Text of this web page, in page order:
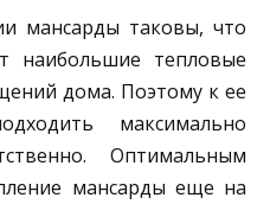
мансарды таковы, что
наибольшие тепловые
дома. Поэтому к ее
максимально
Оптимальным
мансарды еще на